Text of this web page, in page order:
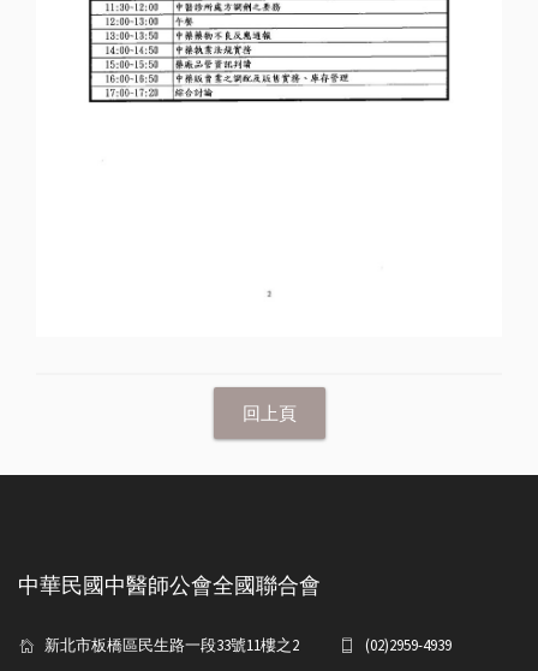
中華民國中醫師公會全國聯合會
新北市板橋區民生路一段33號11樓之2 (02)2959-4939